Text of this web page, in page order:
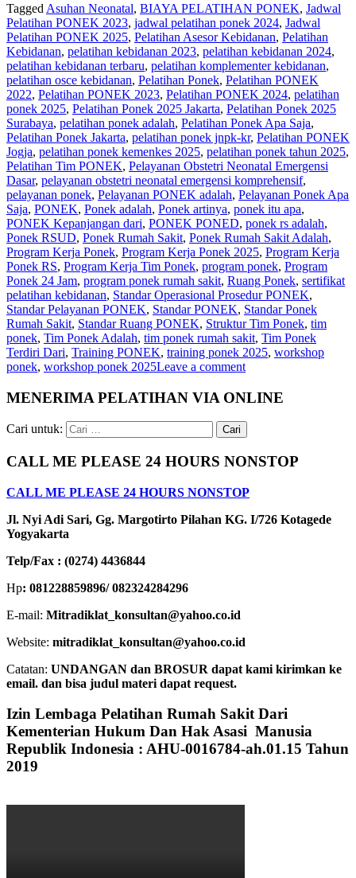
Tagged Asuhan Neonatal, BIAYA PELATIHAN PONEK, Jadwal
Pelatihan PONEK 2023, jadwal pelatihan ponek 2024, Jadwal
Pelatihan PONEK 2025, Pelatihan Asesor Kebidanan, Pelatihan
Kebidanan, pelatihan kebidanan 2023, pelatihan kebidanan 2024,
pelatihan kebidanan terbaru, pelatihan komplementer kebidanan,
pelatihan osce kebidanan, Pelatihan Ponek, Pelatihan PONEK
2022, Pelatihan PONEK 2023, Pelatihan PONEK 2024, pelatihan
ponek 2025, Pelatihan Ponek 2025 Jakarta, Pelatihan Ponek 2025
Surabaya, pelatihan ponek adalah, Pelatihan Ponek Apa Saja,
Pelatihan Ponek Jakarta, pelatihan ponek jnpk-kr, Pelatihan PONEK
Jogja, pelatihan ponek kemenkes 2025, pelatihan ponek tahun 2025,
Pelatihan Tim PONEK, Pelayanan Obstetri Neonatal Emergensi
Dasar, pelayanan obstetri neonatal emergensi komprehensif,
pelayanan ponek, Pelayanan PONEK adalah, Pelayanan Ponek Apa
Saja, PONEK, Ponek adalah, Ponek artinya, ponek itu apa,
PONEK Kepanjangan dari, PONEK PONED, ponek rs adalah,
Ponek RSUD, Ponek Rumah Sakit, Ponek Rumah Sakit Adalah,
Program Kerja Ponek, Program Kerja Ponek 2025, Program Kerja
Ponek RS, Program Kerja Tim Ponek, program ponek, Program
Ponek 24 Jam, program ponek rumah sakit, Ruang Ponek, sertifikat
pelatihan kebidanan, Standar Operasional Prosedur PONEK,
Standar Pelayanan PONEK, Standar PONEK, Standar Ponek
Rumah Sakit, Standar Ruang PONEK, Struktur Tim Ponek, tim
ponek, Tim Ponek Adalah, tim ponek rumah sakit, Tim Ponek
Terdiri Dari, Training PONEK, training ponek 2025, workshop
ponek, workshop ponek 2025Leave a comment
MENERIMA PELATIHAN VIA ONLINE
Cari untuk:
CALL ME PLEASE 24 HOURS NONSTOP
CALL ME PLEASE 24 HOURS NONSTOP
Jl. Nyi Adi Sari, Gg. Margotirto Pilahan KG. I/726 Kotagede
Yogyakarta
Telp/Fax : (0274) 4436844
Hp: 081228859896/ 082324284296
E-mail: Mitradiklat_konsultan@yahoo.co.id
Website: mitradiklat_konsultan@yahoo.co.id
Catatan: UNDANGAN dan BROSUR dapat kami kirimkan ke
email. dan bisa judul materi dapat request.
Izin Lembaga Pelatihan Rumah Sakit Dari
Kementerian Hukum Dan Hak Asasi Manusia
Republik Indonesia : AHU-0016784-ah.01.15 Tahun
2019